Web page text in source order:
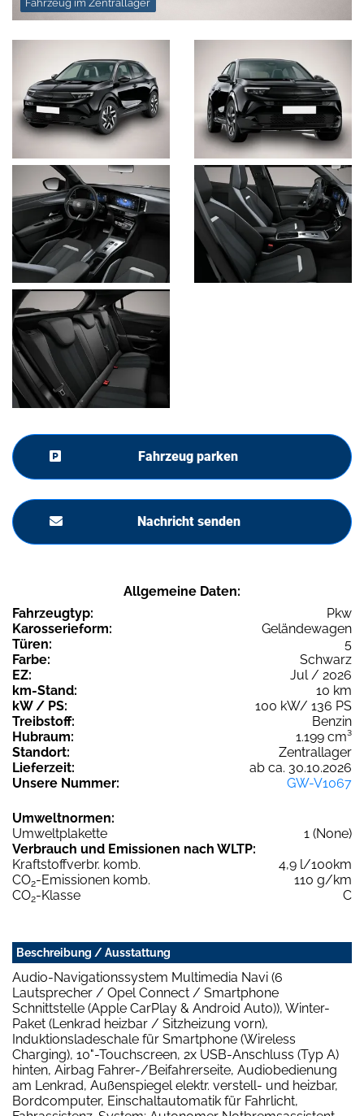
Fahrzeug im Zentrallager
Fahrzeug parken
Nachricht senden
Allgemeine Daten:
Fahrzeugtyp:
Pkw
Karosserieform:
Geländewagen
Türen:
5
Farbe:
Schwarz
EZ:
Jul / 2026
km-Stand:
10 km
kW / PS:
100 kW/ 136 PS
Treibstoff:
Benzin
Hubraum:
1.199 cm³
Standort:
Zentrallager
Lieferzeit:
ab ca. 30.10.2026
Unsere Nummer:
GW-V1067
Umweltnormen:
Umweltplakette
1 (None)
Verbrauch und Emissionen nach WLTP:
Kraftstoffverbr. komb.
4,9 l/100km
CO2-Emissionen komb.
110 g/km
CO2-Klasse C
Beschreibung / Ausstattung
Audio-Navigationssystem Multimedia Navi (6
Lautsprecher / Opel Connect / Smartphone
Schnittstelle (Apple CarPlay & Android Auto)), Winter-
Paket (Lenkrad heizbar / Sitzheizung vorn),
Induktionsladeschale für Smartphone (Wireless
Charging), 10"-Touchscreen, 2x USB-Anschluss (Typ A)
hinten, Airbag Fahrer-/Beifahrerseite, Audiobedienung
am Lenkrad, Außenspiegel elektr. verstell- und heizbar,
Bordcomputer, Einschaltautomatik für Fahrlicht,